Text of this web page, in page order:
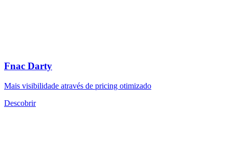
Fnac Darty
Mais visibilidade através de pricing otimizado
Descobrir